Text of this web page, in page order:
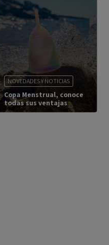
NOVEDADES Y NOTICIAS
Copa Menstrual, conoce
todas sus ventajas